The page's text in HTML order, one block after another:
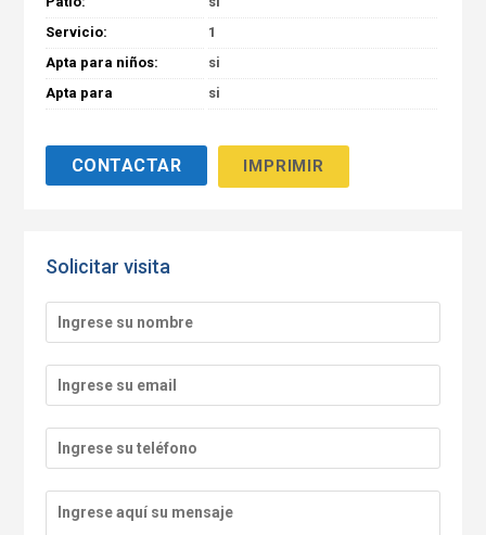
Servicio:
1
Apta para niños:
si
Apta para
si
IMPRIMIR
Solicitar visita